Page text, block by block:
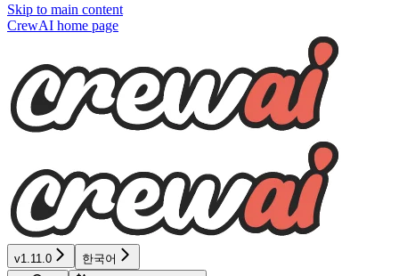
Skip to main content
CrewAI home page
v1.11.0 한국어